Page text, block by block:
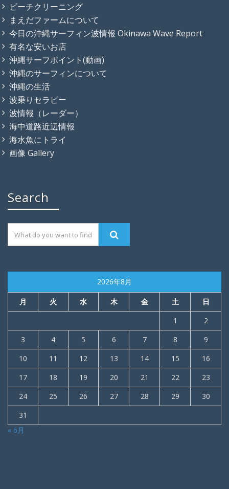
ビーチクリーニング
まえだファームについて
今日の沖縄サーフィン波情報 Okinawa Wave Report
有名な安いお店
沖縄サーフポイント(動画)
沖縄のサーフィンについて
沖縄の生活
波乗りセラピー
波情報（レーダー）
海中道路近辺情報
海水魚にトライ
画像 Gallery
Search
2026年8月
月 火 水 木 金 土
日
1
2
3
4 5 6 7 8
9
10
11 12 13 14 15
16
17
18 19 20 21 22
23
24
25 26 27 28 29
30
31
« 6月